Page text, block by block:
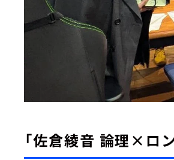
「佐倉綾音 論理×ロ